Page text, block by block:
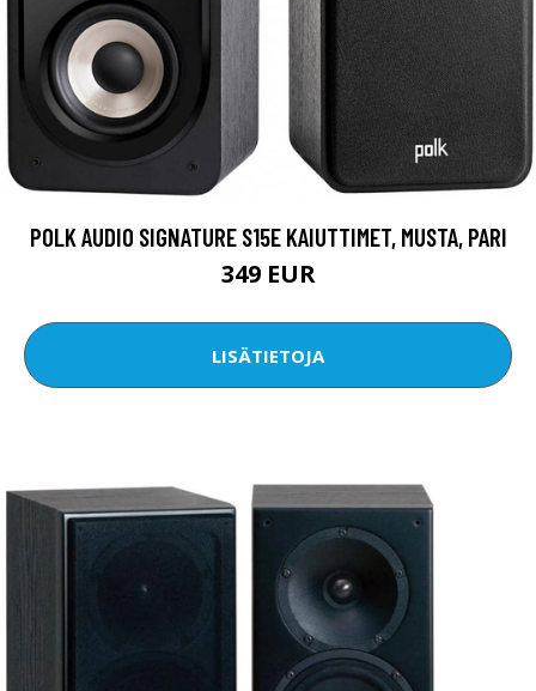
POLK AUDIO SIGNATURE S15E KAIUTTIMET, MUSTA, PARI
349 EUR
LISÄTIETOJA